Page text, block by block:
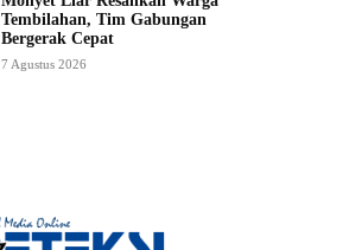
Tembilahan, Tim Gabungan
Bergerak Cepat
7 Agustus 2026